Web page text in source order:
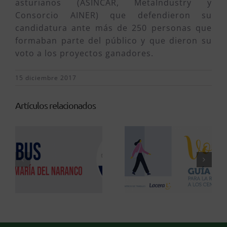
asturianos (ASINCAR, MetaIndustry y
Consorcio AINER) que defendieron su
candidatura ante más de 250 personas que
formaban parte del público y que dieron su
voto a los proyectos ganadores.
15 diciembre 2017
Artículos relacionados